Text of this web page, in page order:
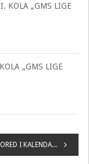
KOLA „GMS LIGE
„GMS LIGE
RASPORED I KALENDAR PRVOG DIJELA LIGE MLADIH KKS SBK/KSB 2020./2021.